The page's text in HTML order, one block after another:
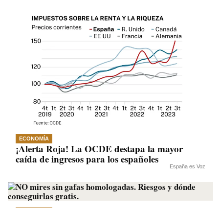
ECONOMÍA
¡Alerta Roja! La OCDE destapa la mayor
caída de ingresos para los españoles
España es Voz